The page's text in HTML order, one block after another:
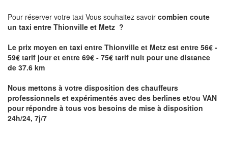
Pour réserver votre taxi Vous souhaitez savoir combien coute
un taxi entre Thionville et Metz ?
Le prix moyen en taxi entre Thionville et Metz est entre 56€ -
59€ tarif jour et entre 69€ - 75€ tarif nuit pour une distance
de 37.6 km
Nous mettons à votre disposition des chauffeurs
professionnels et expérimentés avec des berlines et/ou VAN
pour répondre à tous vos besoins de mise à disposition
24h/24, 7j/7